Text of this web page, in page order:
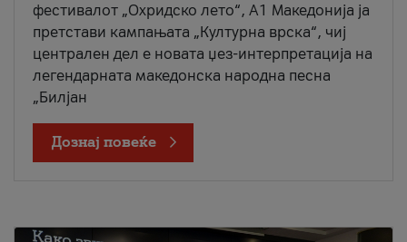
фестивалот „Охридско лето“, А1 Македонија ја
претстави кампањата „Културна врска“, чиј
централен дел е новата џез-интерпретација на
легендарната македонска народна песна
„Билјан
Дознај повеќе